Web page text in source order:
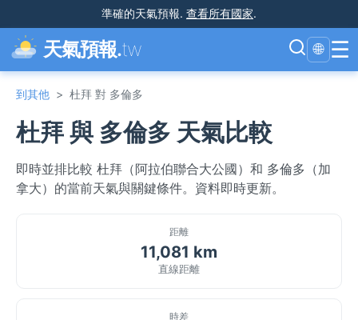
準確的天氣預報. 查看所有國家.
天氣預報.tw 🌐 ☰
到其他 > 杜拜 對 多倫多
杜拜 與 多倫多 天氣比較
即時並排比較 杜拜（阿拉伯聯合大公國）和 多倫多（加
拿大）的當前天氣與關鍵條件。資料即時更新。
距離
11,081 km
直線距離
時差